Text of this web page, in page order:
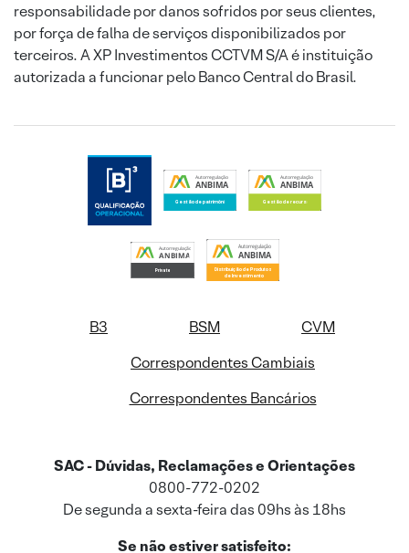
responsabilidade por danos sofridos por seus clientes,
por força de falha de serviços disponibilizados por
terceiros. A XP Investimentos CCTVM S/A é instituição
autorizada a funcionar pelo Banco Central do Brasil.
B3 BSM
CVM
Correspondentes Cambiais
Correspondentes Bancários
SAC - Dúvidas, Reclamações e Orientações
0800-772-0202
De segunda a sexta-feira das 09hs às 18hs
Se não estiver satisfeito: